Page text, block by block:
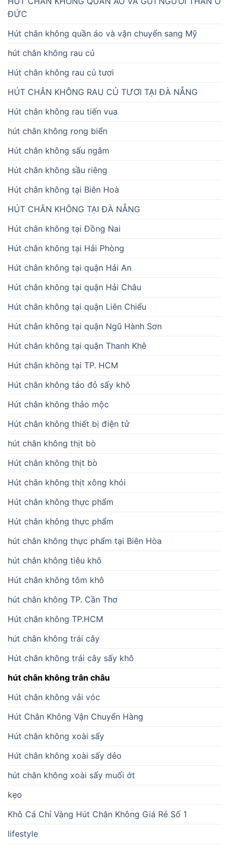
ĐỨC
Hút chân không quần áo và vận chuyển sang Mỹ
hút chân không rau củ
Hút chân không rau củ tươi
HÚT CHÂN KHÔNG RAU CỦ TƯƠI TẠI ĐÀ NẴNG
Hút chân không rau tiến vua
hút chân không rong biển
Hút chân không sấu ngâm
Hút chân không sầu riêng
Hút chân không tại Biên Hoà
HÚT CHÂN KHÔNG TẠI ĐÀ NẴNG
Hút chân không tại Đồng Nai
Hút chân không tại Hải Phòng
Hút chân không tại quận Hải An
Hút chân không tại quận Hải Châu
Hút chân không tại quận Liên Chiểu
Hút chân không tại quận Ngũ Hành Sơn
Hút chân không tại quận Thanh Khê
Hút chân không tại TP. HCM
Hút chân không táo đỏ sấy khô
Hút chân không thảo mộc
Hút chân không thiết bị điện tử
hút chân không thịt bò
Hút chân không thịt bò
Hút chân không thịt xông khói
Hút chân không thực phẩm
Hút chân không thực phẩm
hút chân không thực phẩm tại Biên Hòa
hút chân không tiêu khô
Hút chân không tôm khô
hút chân không TP. Cần Thơ
Hút chân không TP.HCM
hút chân không trái cây
Hút chân không trái cây sấy khô
hút chân không trân châu
Hút chân không vải vóc
Hút Chân Không Vận Chuyển Hàng
Hút chân không xoài sấy
Hút chân không xoài sấy dẻo
hút chân không xoài sấy muối ớt
kẹo
Khô Cá Chỉ Vàng Hút Chân Không Giá Rẻ Số 1
lifestyle